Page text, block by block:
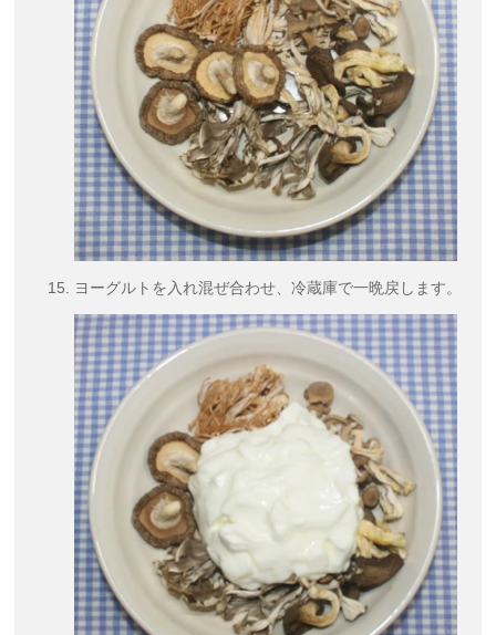
ヨーグルトを入れ混ぜ合わせ、冷蔵庫で一晩戻します。